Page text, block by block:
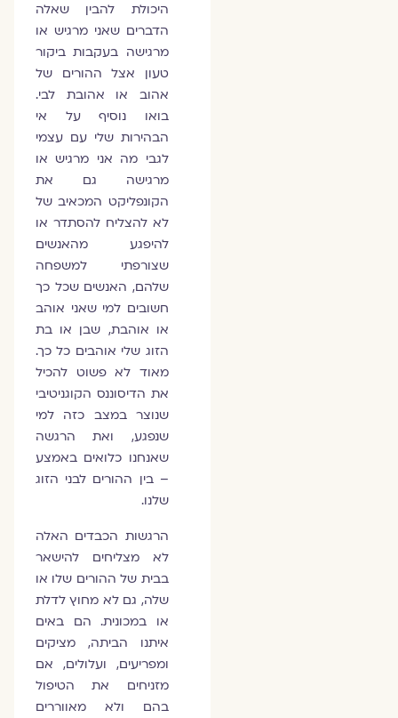
היכולת להבין שאלה
הדברים שאני מרגיש או
מרגישה בעקבות ביקור
טעון אצל ההורים של
אהוב או אהובת לבי.
בואו נוסיף על אי
הבהירות שלי עם עצמי
לגבי מה אני מרגיש או
מרגישה גם את
הקונפליקט המכאיב של
לא להצליח להסתדר או
להיפגע מהאנשים
שצורפתי למשפחה
שלהם, האנשים שכל כך
חשובים למי שאני אוהב
או אוהבת, שבן או בת
הזוג שלי אוהבים כל כך.
מאוד לא פשוט להכיל
את הדיסוננס הקוגניטיבי
שנוצר במצב כזה למי
שנפגע, ואת הרגשה
שאנחנו כלואים באמצע
– בין ההורים לבני הזוג
שלנו.
הרגשות הכבדים האלה
לא מצליחים להישאר
בבית של ההורים שלו או
שלה, גם לא מחוץ לדלת
או במכונית. הם באים
איתנו הביתה, מציקים
ומפריעים, ועלולים, אם
מזניחים את הטיפול
בהם ולא מאווררים